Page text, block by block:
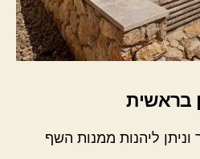
בראשית
וניתן ליהנות ממנות השף